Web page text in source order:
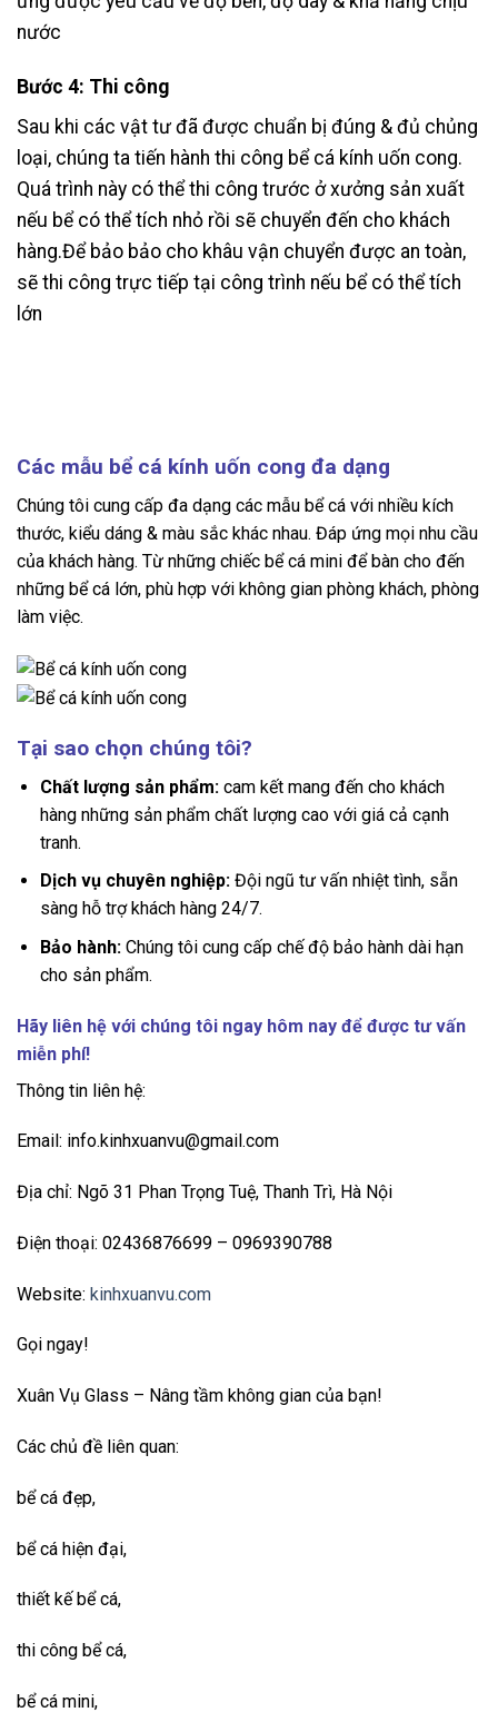
nước
Bước 4: Thi công
Sau khi các vật tư đã được chuẩn bị đúng & đủ chủng
loại, chúng ta tiến hành thi công bể cá kính uốn cong.
Quá trình này có thể thi công trước ở xưởng sản xuất
nếu bể có thể tích nhỏ rồi sẽ chuyển đến cho khách
hàng.Để bảo bảo cho khâu vận chuyển được an toàn,
sẽ thi công trực tiếp tại công trình nếu bể có thể tích
lớn
Các mẫu bể cá kính uốn cong đa dạng
Chúng tôi cung cấp đa dạng các mẫu bể cá với nhiều kích
thước, kiểu dáng & màu sắc khác nhau. Đáp ứng mọi nhu cầu
của khách hàng. Từ những chiếc bể cá mini để bàn cho đến
những bể cá lớn, phù hợp với không gian phòng khách, phòng
làm việc.
Tại sao chọn chúng tôi?
Chất lượng sản phẩm:cam kết mang đến cho khách
hàng những sản phẩm chất lượng cao với giá cả cạnh
tranh.
Dịch vụ chuyên nghiệp:Đội ngũ tư vấn nhiệt tình, sẵn
sàng hỗ trợ khách hàng 24/7.
Bảo hành:Chúng tôi cung cấp chế độ bảo hành dài hạn
cho sản phẩm.
Hãy liên hệ với chúng tôi ngay hôm nay để được tư vấn
miễn phí!
Thông tin liên hệ:
Email: info.kinhxuanvu@gmail.com
Địa chỉ: Ngõ 31 Phan Trọng Tuệ, Thanh Trì, Hà Nội
Điện thoại: 02436876699 – 0969390788
Website: kinhxuanvu.com
Gọi ngay!
Xuân Vụ Glass – Nâng tầm không gian của bạn!
Các chủ đề liên quan:
bể cá đẹp,
bể cá hiện đại,
thiết kế bể cá,
thi công bể cá,
bể cá mini,